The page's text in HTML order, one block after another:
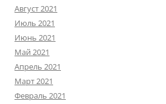
Август 2021
Июль 2021
Июнь 2021
Май 2021
Апрель 2021
Март 2021
Февраль 2021